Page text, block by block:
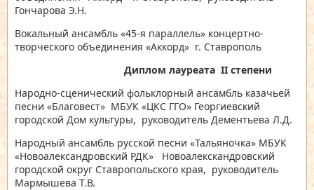
Гончарова Э.Н.
Вокальный ансамбль «45-я параллель» концертно-
творческого объединения «Аккорд» г. Ставрополь
Диплом лауреата II степени
Народно-сценический фольклорный ансамбль казачьей
песни «Благовест» МБУК «ЦКС ГГО» Георгиевский
городской Дом культуры, руководитель Дементьева Л.Д.
Народный ансамбль русской песни «Тальяночка» МБУК
«Новоалександровский РДК» Новоалекскандровский
городской округ Ставропольского края, руководитель
Мармышева Т.В.